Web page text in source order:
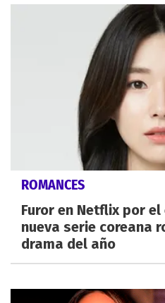
ROMANCES
Furor en Netflix por
nueva serie coreana
drama del año